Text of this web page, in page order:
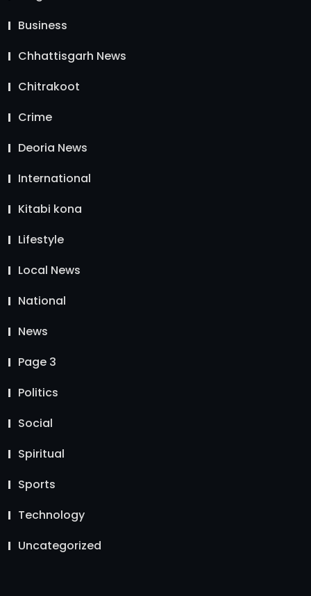
Business
Chhattisgarh News
Chitrakoot
Crime
Deoria News
International
Kitabi kona
Lifestyle
Local News
National
News
Page 3
Politics
Social
Spiritual
Sports
Technology
Uncategorized